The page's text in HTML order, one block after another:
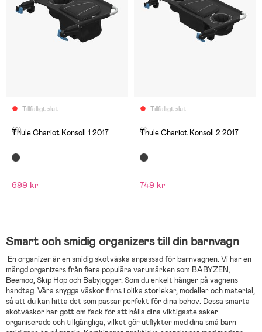
Tillfälligt slut
(0)
Thule Chariot Konsoll 1 2017
699 kr
Tillfälligt slut
(1)
Thule Chariot Konsoll 2 2017
749 kr
Smart och smidig organizers till din barnvagn
En organizer är en smidig skötväska anpassad för barnvagnen. Vi har en
mängd organizers från flera populära varumärken som BABYZEN,
Beemoo, Skip Hop och Babyjogger. Som du enkelt hänger på vagnens
handtag. Våra snygga väskor finns i olika storlekar, modeller och material,
så att du kan hitta det som passar perfekt för dina behov. Dessa smarta
skötväskor har gott om fack för att hålla dina viktigaste saker
organiserade och tillgängliga, vilket gör utflykter med dina små barn